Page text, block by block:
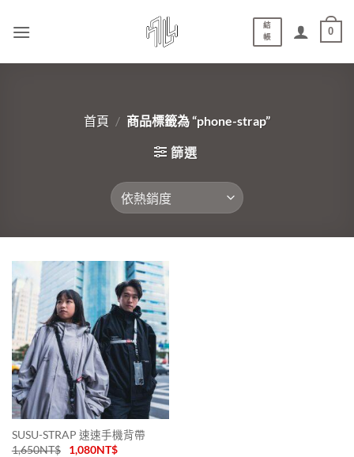
結
帳
0
首頁 / 商品標籤為 “phone-strap”
篩選
SUSU-STRAP 速速手機背帶
1,650NT$ 1,080NT$